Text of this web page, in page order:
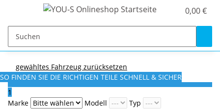
0,00 €
gewähltes Fahrzeug zurücksetzen
SO FINDEN SIE DIE RICHTIGEN TEILE SCHNELL & SICHER
1
Marke
Modell
Typ